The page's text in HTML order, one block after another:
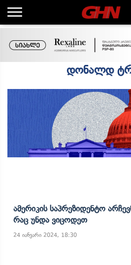
დონალდ
Ამერიკის Საპრეზიდენტო
Რაც Უნდა Ვიცოდეთ
24 იანვარი 2024, 18:30